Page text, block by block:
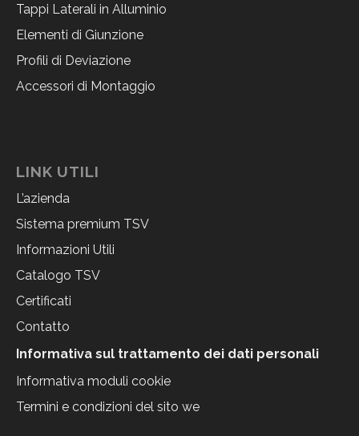
Tappi Laterali in Alluminio
Elementi di Giunzione
Profili di Deviazione
Accessori di Montaggio
LINK UTILI
L’azienda
Sistema premium TSV
Informazioni Utili
Catalogo TSV
Certificati
Contatto
Informativa sul trattamento dei dati personali
Informativa moduli cookie
Termini e condizioni del sito we